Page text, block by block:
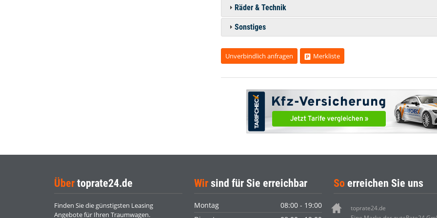
Räder & Technik
Sonstiges
Unverbindlich anfragen Merkliste
Über toprate24.de
Finden Sie die günstigsten Leasing
Angebote für Ihren Traumwagen.
Wirsind für Sie erreichbar
Montag
08:00 - 19:00
So erreichen Sie uns
toprate24.de